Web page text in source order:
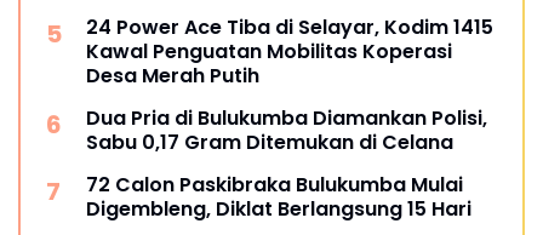
24 Power Ace Tiba di Selayar, Kodim 1415
Kawal Penguatan Mobilitas Koperasi
Desa Merah Putih
Dua Pria di Bulukumba Diamankan Polisi,
Sabu 0,17 Gram Ditemukan di Celana
72 Calon Paskibraka Bulukumba Mulai
Digembleng, Diklat Berlangsung 15 Hari